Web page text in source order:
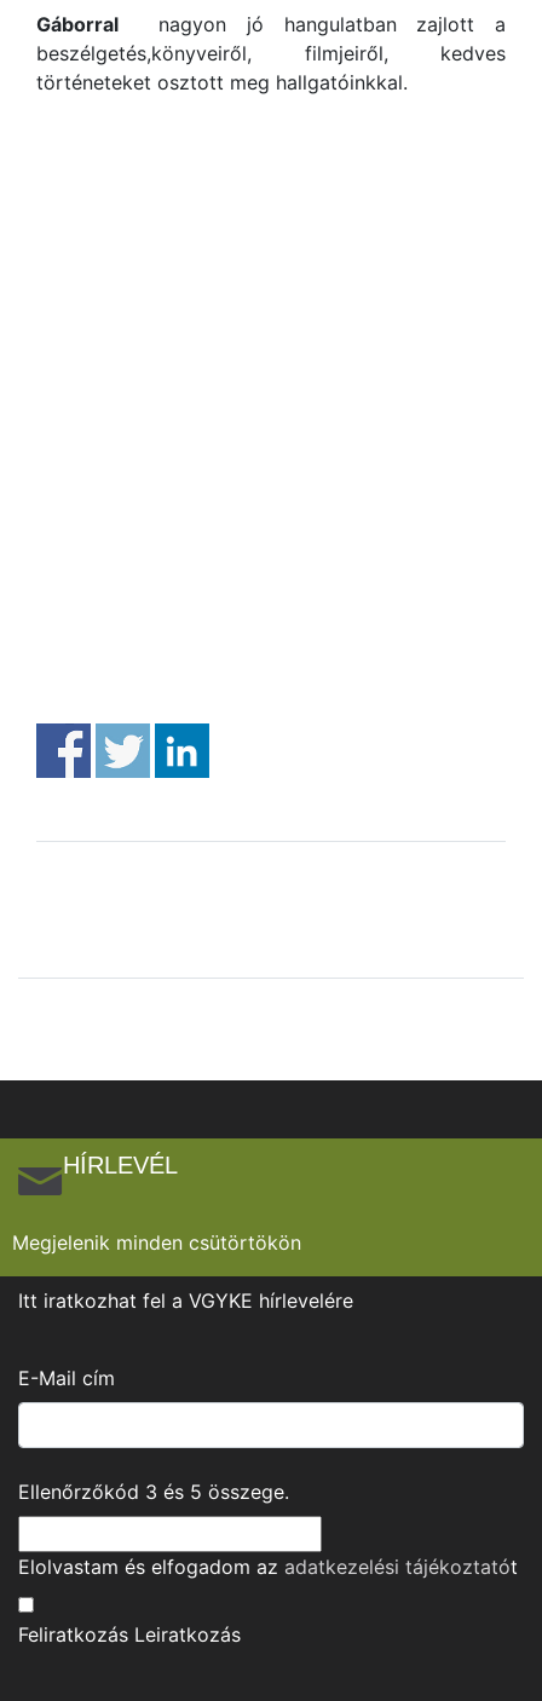
Gáborral nagyon jó hangulatban zajlott a
beszélgetés,könyveiről, filmjeiről, kedves
történeteket osztott meg hallgatóinkkal.
HÍRLEVÉL
Megjelenik minden csütörtökön
Itt iratkozhat fel a VGYKE hírlevelére
E-Mail cím
Ellenőrzőkód 3 és 5 összege.
Elolvastam és elfogadom az adatkezelési tájékoztatót
Feliratkozás Leiratkozás